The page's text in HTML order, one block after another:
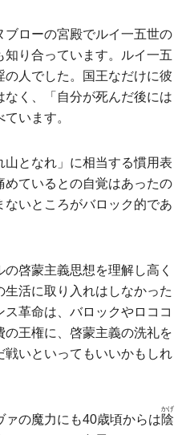
ブローの宮殿でルイ一五世の
り合っています。ルイ一五
人でした。国王なだけに彼
く、「自分が死んだ後には
います。
山となれ」に相当する慣用表
ているとの自覚はあったの
いところがバロック的であ
啓蒙主義思想を理解し高く
活に取り入れはしなかった
革命は、バロックやロココ
王権に、啓蒙主義の洗礼を
いといってもいいかもしれ
ァの魔力にも40歳頃からは陰
かげ